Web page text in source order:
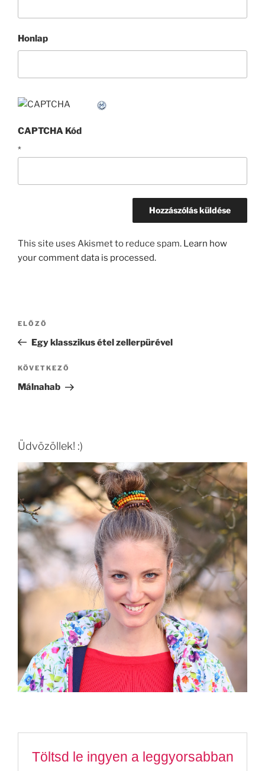
Honlap
CAPTCHA Kód
*
This site uses Akismet to reduce spam. Learn how
your comment data is processed.
Bejegyzés
Korábbi
bejegyzés
ELŐZŐ
Egy klasszikus étel zellerpürével
Következő
bejegyzés
KÖVETKEZŐ
Málnahab
Üdvözöllek! :)
Töltsd le ingyen a leggyorsabban